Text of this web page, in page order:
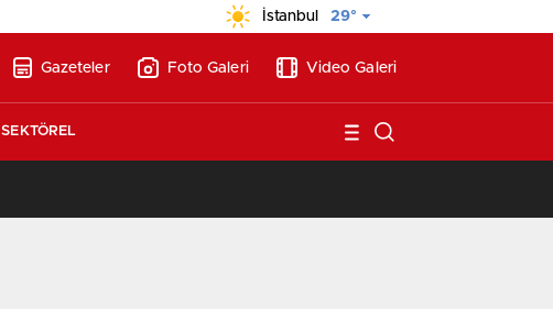
İstanbul 29°
Gazeteler Foto Galeri Video Galeri
SEKTÖREL